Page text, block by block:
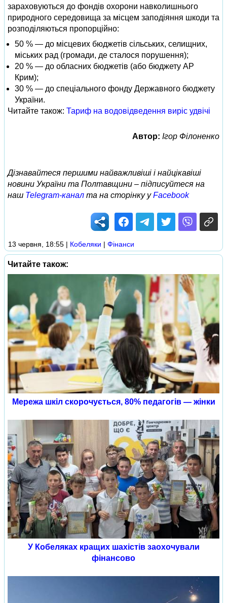
зараховуються до фондів охорони навколишнього
природного середовища за місцем заподіяння шкоди та
розподіляються пропорційно:
50 % — до місцевих бюджетів сільських, селищних,
міських рад (громади, де сталося порушення);
20 % — до обласних бюджетів (або бюджету АР
Крим);
30 % — до спеціального фонду Державного бюджету
України.
Читайте також: Тариф на водовідведення виріс удвічі
Автор: Ігор Філоненко
Дізнавайтеся першими найважливіші і найцікавіші
новини України та Полтавщини – підписуйтеся на
наш Telegram-канал та на сторінку уFacebook
13 червня, 18:55 | Кобеляки | Фінанси
Читайте також:
Мережа шкіл скорочується, 80% педагогів — жінки
У Кобеляках кращих шахістів заохочували
фінансово